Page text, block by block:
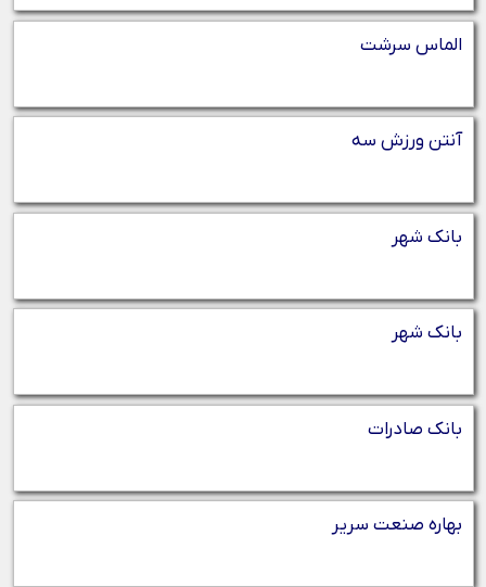
الماس سرشت
آنتن ورزش سه
بانک شهر
بانک شهر
بانک صادرات
بهاره صنعت سریر